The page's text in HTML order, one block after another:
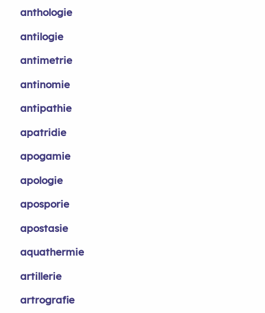
anthologie
antilogie
antimetrie
antinomie
antipathie
apatridie
apogamie
apologie
aposporie
apostasie
aquathermie
artillerie
artrografie